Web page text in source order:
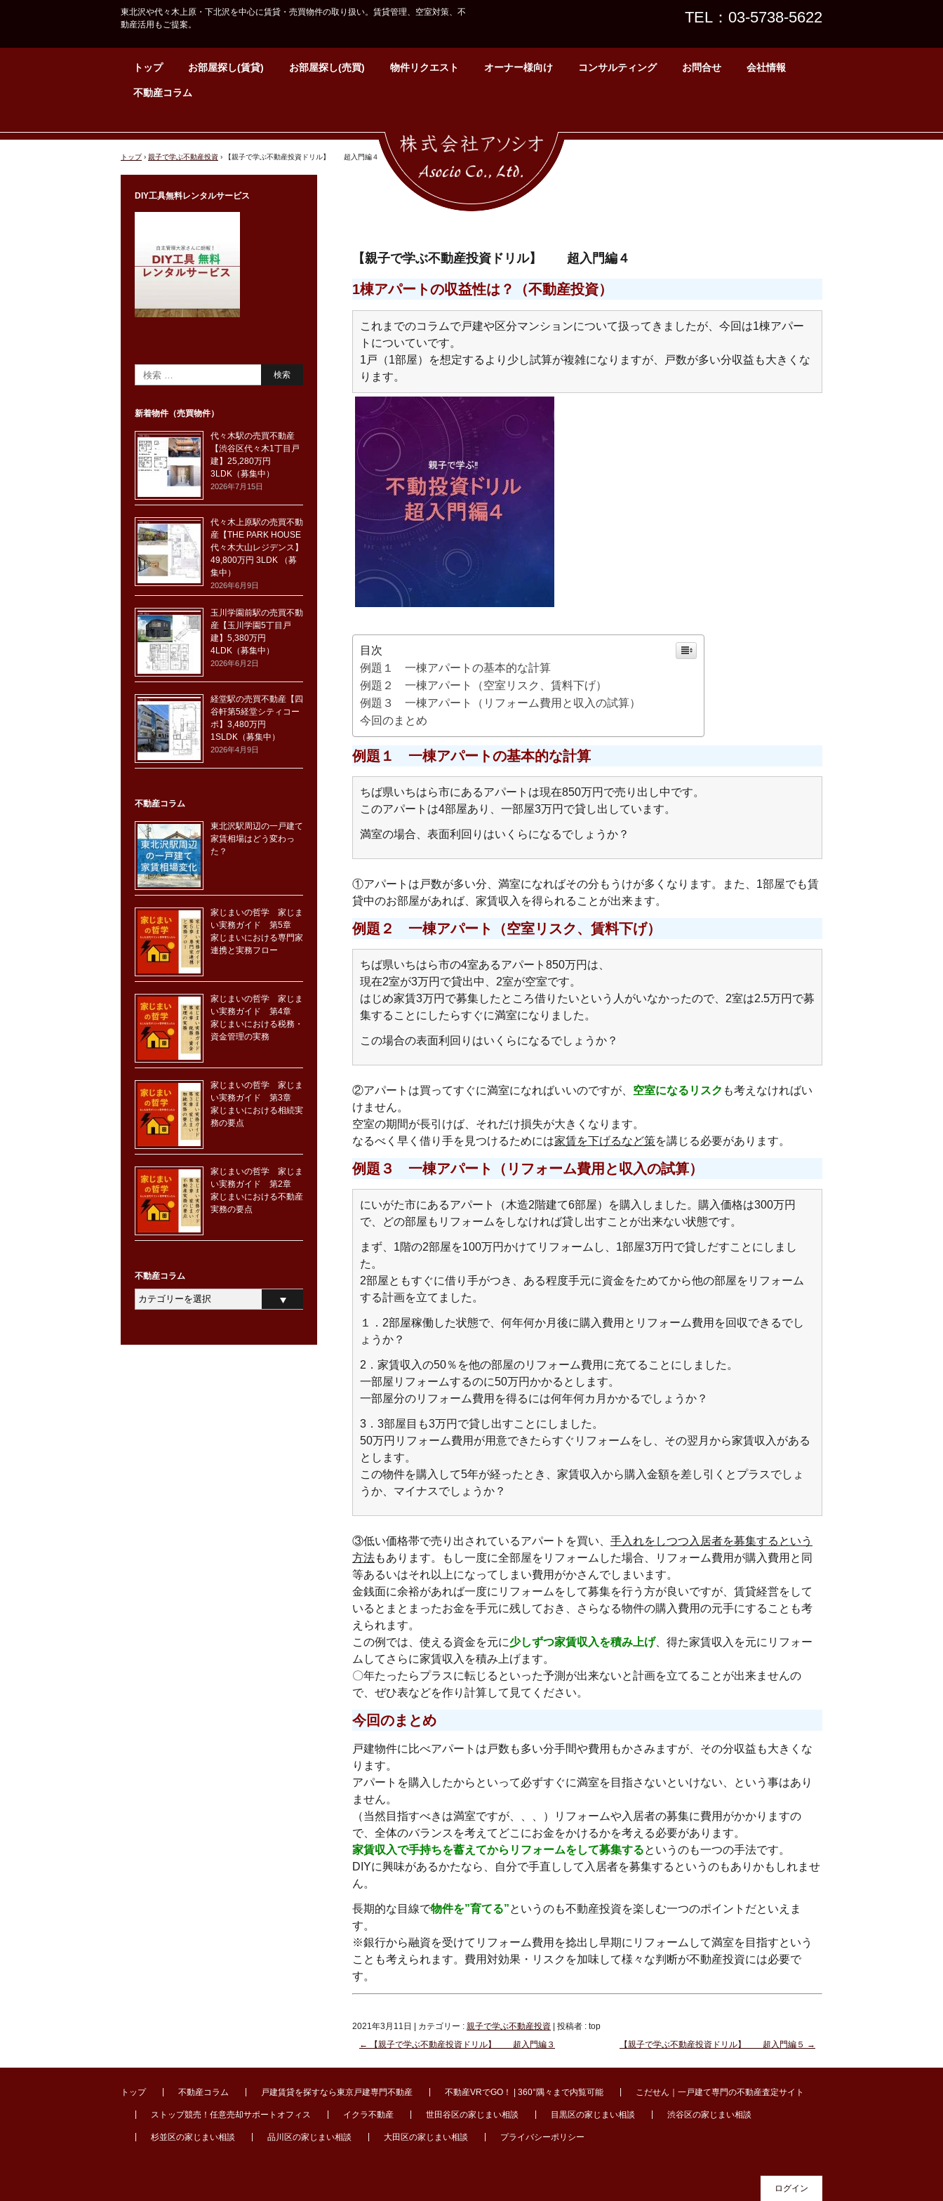
東北沢や代々木上原・下北沢を中心に賃貸・売買物件の取り扱い。賃貸管理、空室対策、不
動産活用もご提案。
TEL：03-5738-5622
トップ お部屋探し(賃貸) お部屋探し(売買) 物件リクエスト オーナー様向け コンサルティング お問合せ 会社情報
不動産コラム
トップ › 親子で学ぶ不動産投資 › 【親子で学ぶ不動産投資ドリル】 超入門編４
【親子で学ぶ不動産投資ドリル】 超入門編４
1棟アパートの収益性は？（不動産投資）
これまでのコラムで戸建や区分マンションについて扱ってきましたが、今回は1棟アパー
トについていです。
1戸（1部屋）を想定するより少し試算が複雑になりますが、戸数が多い分収益も大きくな
ります。
目次
例題１ 一棟アパートの基本的な計算
例題２ 一棟アパート（空室リスク、賃料下げ）
例題３ 一棟アパート（リフォーム費用と収入の試算）
今回のまとめ
例題１ 一棟アパートの基本的な計算
ちば県いちはら市にあるアパートは現在850万円で売り出し中です。
このアパートは4部屋あり、一部屋3万円で貸し出しています。
満室の場合、表面利回りはいくらになるでしょうか？
①アパートは戸数が多い分、満室になればその分もうけが多くなります。また、1部屋でも賃
貸中のお部屋があれば、家賃収入を得られることが出来ます。
例題２ 一棟アパート（空室リスク、賃料下げ）
ちば県いちはら市の4室あるアパート850万円は、
現在2室が3万円で貸出中、2室が空室です。
はじめ家賃3万円で募集したところ借りたいという人がいなかったので、2室は2.5万円で募
集することにしたらすぐに満室になりました。
この場合の表面利回りはいくらになるでしょうか？
②アパートは買ってすぐに満室になればいいのですが、 空室になるリスク も考えなければい
けません。
空室の期間が長引けば、それだけ損失が大きくなります。
なるべく早く借り手を見つけるためには家賃を下げるなど策を講じる必要があります。
例題３ 一棟アパート（リフォーム費用と収入の試算）
にいがた市にあるアパート（木造2階建て6部屋）を購入しました。購入価格は300万円
で、どの部屋もリフォームをしなければ貸し出すことが出来ない状態です。
まず、1階の2部屋を100万円かけてリフォームし、1部屋3万円で貸しだすことにしまし
た。
2部屋ともすぐに借り手がつき、ある程度手元に資金をためてから他の部屋をリフォーム
する計画を立てました。
１．2部屋稼働した状態で、何年何か月後に購入費用とリフォーム費用を回収できるでし
ょうか？
2．家賃収入の50％を他の部屋のリフォーム費用に充てることにしました。
一部屋リフォームするのに50万円かかるとします。
一部屋分のリフォーム費用を得るには何年何カ月かかるでしょうか？
3．3部屋目も3万円で貸し出すことにしました。
50万円リフォーム費用が用意できたらすぐリフォームをし、その翌月から家賃収入がある
とします。
この物件を購入して5年が経ったとき、家賃収入から購入金額を差し引くとプラスでしょ
うか、マイナスでしょうか？
③低い価格帯で売り出されているアパートを買い、 手入れをしつつ入居者を募集するという
方法もあります。もし一度に全部屋をリフォームした場合、リフォーム費用が購入費用と同
等あるいはそれ以上になってしまい費用がかさんでしまいます。
金銭面に余裕があれば一度にリフォームをして募集を行う方が良いですが、賃貸経営をして
いるとまとまったお金を手元に残しておき、さらなる物件の購入費用の元手にすることも考
えられます。
この例では、使える資金を元に少しずつ家賃収入を積み上げ、得た家賃収入を元にリフォー
ムしてさらに家賃収入を積み上げます。
〇年たったらプラスに転じるといった予測が出来ないと計画を立てることが出来ませんの
で、ぜひ表などを作り計算して見てください。
今回のまとめ
戸建物件に比べアパートは戸数も多い分手間や費用もかさみますが、その分収益も大きくな
ります。
アパートを購入したからといって必ずすぐに満室を目指さないといけない、という事はあり
ません。
（当然目指すべきは満室ですが、、、）リフォームや入居者の募集に費用がかかりますの
で、全体のバランスを考えてどこにお金をかけるかを考える必要があります。
家賃収入で手持ちを蓄えてからリフォームをして募集するというのも一つの手法です。
DIYに興味があるかたなら、自分で手直しして入居者を募集するというのもありかもしれませ
ん。
長期的な目線で物件を”育てる”というのも不動産投資を楽しむ一つのポイントだといえま
す。
※銀行から融資を受けてリフォーム費用を捻出し早期にリフォームして満室を目指すという
ことも考えられます。費用対効果・リスクを加味して様々な判断が不動産投資には必要で
す。
2021年3月11日 カテゴリー : 親子で学ぶ不動産投資
投稿者 : top
←
【親子で学ぶ不動産投資ドリル】 超入門編３ 【親子で学ぶ不動産投資ドリル】 超入門編５ →
DIY工具無料レンタルサービス
新着物件（売買物件）
代々木駅の売買不動産
【渋谷区代々木1丁目戸
建】25,280万円
3LDK（募集中）
2026年7月15日
代々木上原駅の売買不動
産【THE PARK HOUSE
代々木大山レジデンス】
49,800万円 3LDK （募
集中）
2026年6月9日
玉川学園前駅の売買不動
産【玉川学園5丁目戸
建】5,380万円
4LDK（募集中）
2026年6月2日
経堂駅の売買不動産【四
谷軒第5経堂シティコー
ポ】3,480万円
1SLDK（募集中）
2026年4月9日
不動産コラム
東北沢駅周辺の一戸建て
家賃相場はどう変わっ
た？
家じまいの哲学 家じま
い実務ガイド 第5章
家じまいにおける専門家
連携と実務フロー
家じまいの哲学 家じま
い実務ガイド 第4章
家じまいにおける税務・
資金管理の実務
家じまいの哲学 家じま
い実務ガイド 第3章
家じまいにおける相続実
務の要点
家じまいの哲学 家じま
い実務ガイド 第2章
家じまいにおける不動産
実務の要点
不動産コラム
トップ 不動産コラム 戸建賃貸を探すなら東京戸建専門不動産 不動産VRでGO！ | 360°隅々まで内覧可能 こだせん｜一戸建て専門の不動産査定サイト
ストップ競売！任意売却サポートオフィス イクラ不動産 世田谷区の家じまい相談 目黒区の家じまい相談 渋谷区の家じまい相談
杉並区の家じまい相談 品川区の家じまい相談 大田区の家じまい相談 プライバシーポリシー
ログイン